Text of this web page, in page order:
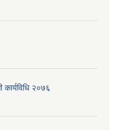
कार्यविधि २०७६